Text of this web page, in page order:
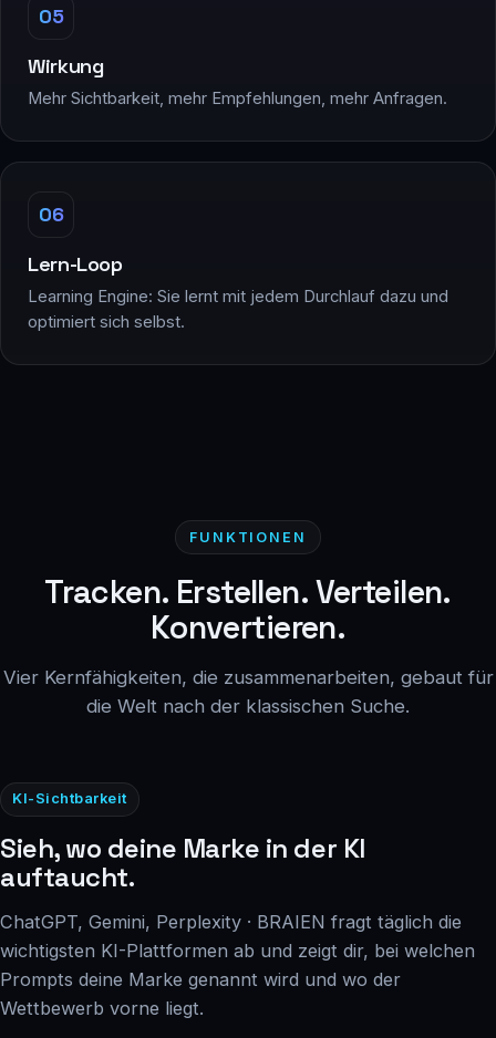
05
Wirkung
Mehr Sichtbarkeit, mehr Empfehlungen, mehr Anfragen.
06
Lern-Loop
Learning Engine: Sie lernt mit jedem Durchlauf dazu und
optimiert sich selbst.
FUNKTIONEN
Tracken. Erstellen. Verteilen.
Konvertieren.
Vier Kernfähigkeiten, die zusammenarbeiten, gebaut für
die Welt nach der klassischen Suche.
KI-Sichtbarkeit
Sieh, wo deine Marke in der KI
auftaucht.
ChatGPT, Gemini, Perplexity · BRAIEN fragt täglich die
wichtigsten KI-Plattformen ab und zeigt dir, bei welchen
Prompts deine Marke genannt wird und wo der
Wettbewerb vorne liegt.